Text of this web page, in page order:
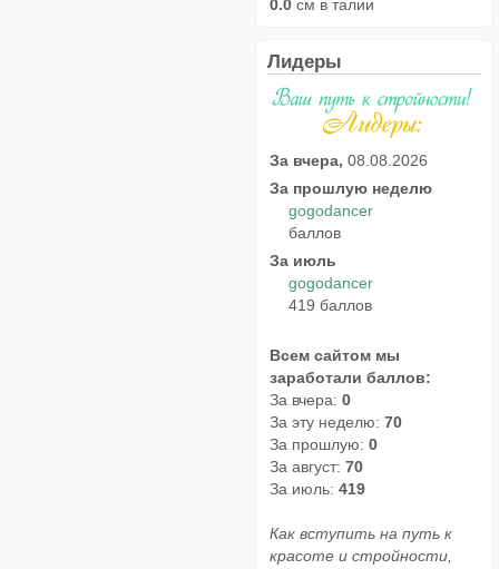
0.0 см в талии
Лидеры
За вчера, 08.08.2026
За прошлую неделю
gogodancer
баллов
За июль
gogodancer
419 баллов
Всем сайтом мы
заработали баллов:
За вчера: 0
За эту неделю: 70
За прошлую: 0
За август: 70
За июль: 419
Как вступить на путь к
красоте и стройности,